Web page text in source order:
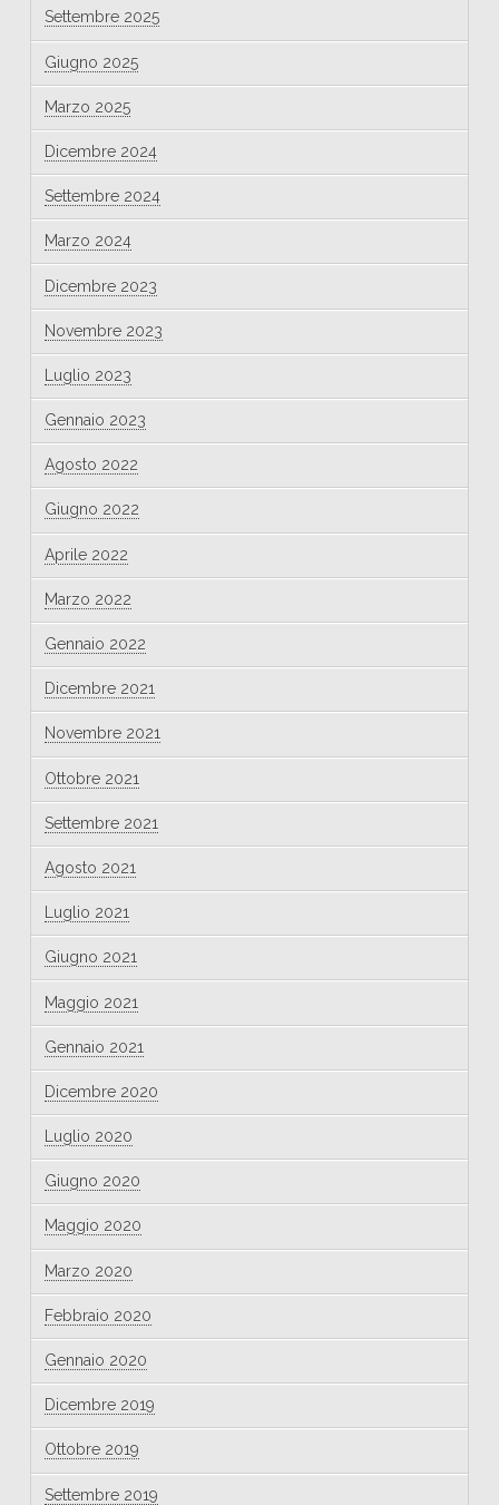
Settembre 2025
Giugno 2025
Marzo 2025
Dicembre 2024
Settembre 2024
Marzo 2024
Dicembre 2023
Novembre 2023
Luglio 2023
Gennaio 2023
Agosto 2022
Giugno 2022
Aprile 2022
Marzo 2022
Gennaio 2022
Dicembre 2021
Novembre 2021
Ottobre 2021
Settembre 2021
Agosto 2021
Luglio 2021
Giugno 2021
Maggio 2021
Gennaio 2021
Dicembre 2020
Luglio 2020
Giugno 2020
Maggio 2020
Marzo 2020
Febbraio 2020
Gennaio 2020
Dicembre 2019
Ottobre 2019
Settembre 2019